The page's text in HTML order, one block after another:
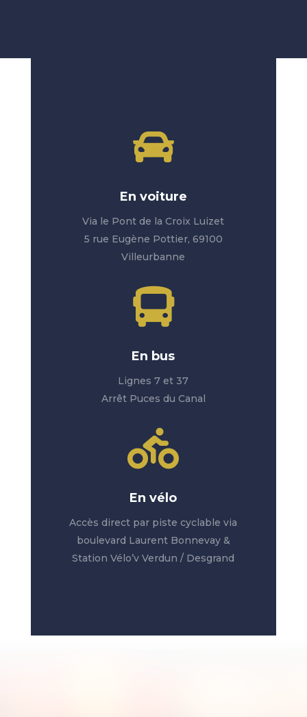

En voiture
Via le Pont de la Croix Luizet
5 rue Eugène Pottier, 69100
Villeurbanne

En bus
Lignes 7 et 37
Arrêt Puces du Canal

En vélo
Accès direct par piste cyclable via
boulevard Laurent Bonnevay &
Station Vélo’v Verdun / Desgrand